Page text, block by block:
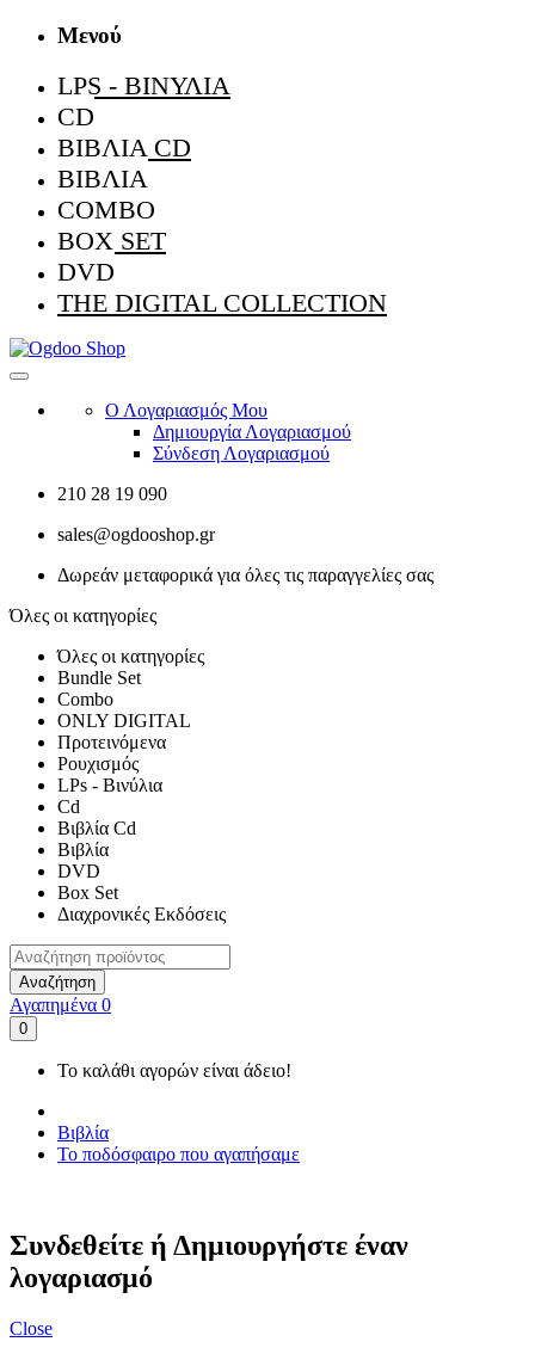
Μενού
LPS - ΒΙΝΎΛΙΑ
CD
ΒΙΒΛΊΑ CD
ΒΙΒΛΊΑ
COMBO
BOX SET
DVD
THE DIGITAL COLLECTION
Ο Λογαριασμός Μου
Δημιουργία Λογαριασμού
Σύνδεση Λογαριασμού
210 28 19 090
sales@ogdooshop.gr
Δωρεάν μεταφορικά για όλες τις παραγγελίες σας
Όλες οι κατηγορίες
Όλες οι κατηγορίες
Bundle Set
Combo
ONLY DIGITAL
Προτεινόμενα
Ρουχισμός
LPs - Βινύλια
Cd
Βιβλία Cd
Βιβλία
DVD
Box Set
Διαχρονικές Εκδόσεις
Αναζήτηση
Αγαπημένα 0
0
Το καλάθι αγορών είναι άδειο!
Βιβλία
Το ποδόσφαιρο που αγαπήσαμε
Συνδεθείτε ή Δημιουργήστε έναν
λογαριασμό
Close